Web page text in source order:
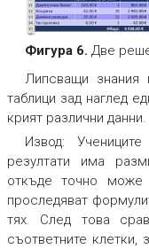
Фигура 6. Две
Липсващи знания
таблици зад наглед
крият различни данни.
Извод:
резултати има
откъде точно може
проследяват
тях. След това
съответните